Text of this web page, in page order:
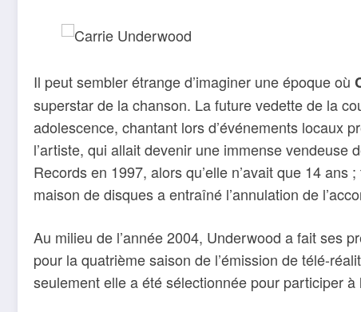
Il peut sembler étrange d’imaginer une époque où
superstar de la chanson. La future vedette de la
adolescence, chantant lors d’événements locaux
l’artiste, qui allait devenir une immense
Records en 1997, alors qu’elle n’avait que 14
maison de disques a entraîné l’annulation de
Au milieu de l’année 2004, Underwood a fait ses
pour la quatrième saison de l’émission de télé-
seulement elle a été sélectionnée pour participer